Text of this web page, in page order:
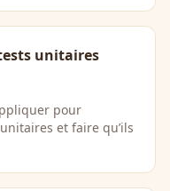
unitaires
pour
et faire qu’ils